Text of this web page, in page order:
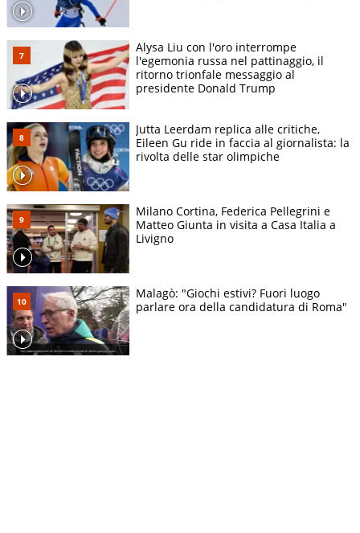
Alysa Liu con l'oro interrompe
l'egemonia russa nel pattinaggio, il
ritorno trionfale messaggio al
presidente Donald Trump
Jutta Leerdam replica alle critiche,
Eileen Gu ride in faccia al giornalista: la
rivolta delle star olimpiche
Milano Cortina, Federica Pellegrini e
Matteo Giunta in visita a Casa Italia a
Livigno
Malagò: "Giochi estivi? Fuori luogo
parlare ora della candidatura di Roma"